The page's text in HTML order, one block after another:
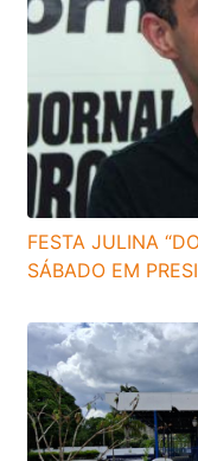
FESTA JULINA
SÁBADO EM